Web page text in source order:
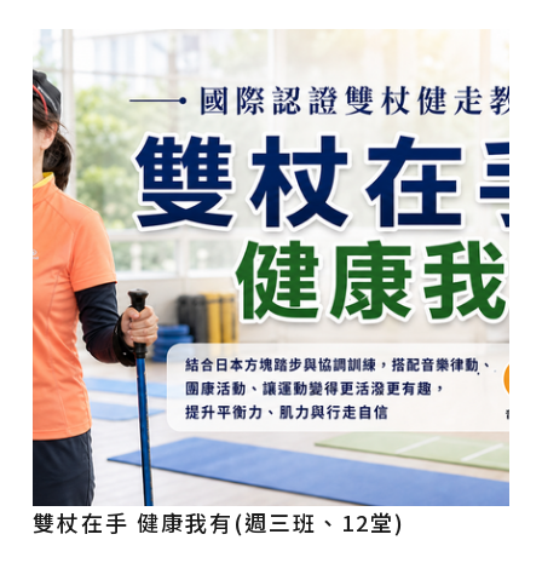
雙杖在手 健康我有(週三班、12堂)